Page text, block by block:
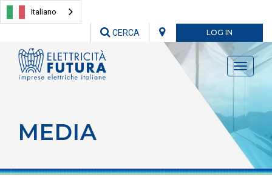
Italiano
LOG IN
CERCA
Toggle
MEDIA